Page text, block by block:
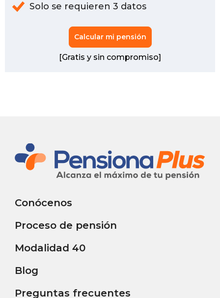
Solo se requieren 3 datos
Calcular mi pensión
[Gratis y sin compromiso]
Conócenos
Proceso de pensión
Modalidad 40
Blog
Preguntas frecuentes